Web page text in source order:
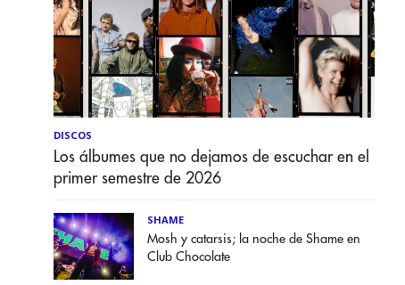
DISCOS
Los álbumes que no dejamos de escuchar en el
primer semestre de 2026
SHAME
Mosh y catarsis; la noche de Shame en
Club Chocolate